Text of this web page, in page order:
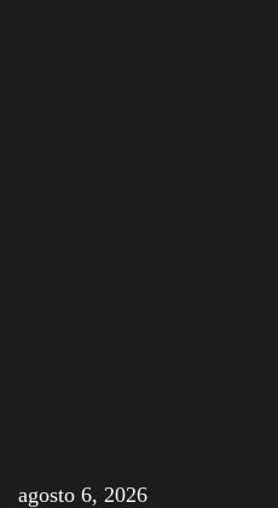
agosto 6, 2026